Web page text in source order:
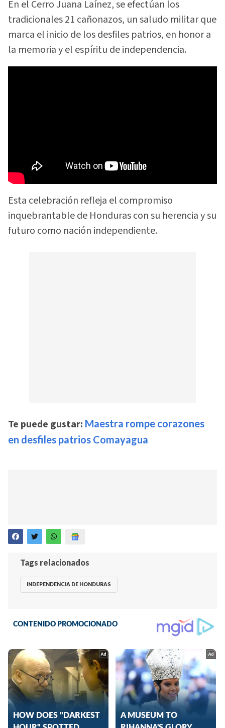
En el Cerro Juana Laínez, se efectúan los
tradicionales 21 cañonazos, un saludo militar que
marca el inicio de los desfiles patrios, en honor a
la memoria y el espíritu de independencia.
Esta celebración refleja el compromiso
inquebrantable de Honduras con su herencia y su
futuro como nación independiente.
Te puede gustar: Maestra rompe corazones
en desfiles patrios Comayagua
Tags relacionados
INDEPENDENCIA DE HONDURAS